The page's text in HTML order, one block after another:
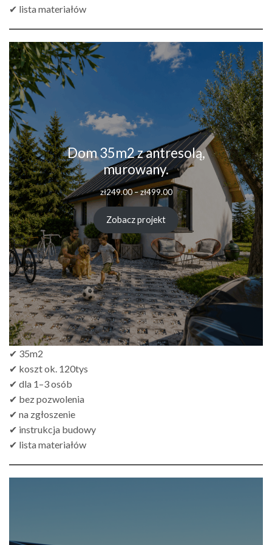
✔ lista materiałów
Dom 35m2 z antresolą,
murowany.
zł249.00–zł499.00Zakres
cen:
od
zł249.00
do
zł499.00
Zobacz projekt
✔ 35m2
✔ koszt ok. 120tys
✔ dla 1–3 osób
✔ bez pozwolenia
✔ na zgłoszenie
✔ instrukcja budowy
✔ lista materiałów